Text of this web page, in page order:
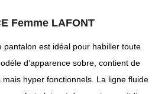
Femme LAFONT
pantalon est idéal pour habiller toute
d’apparence sobre, contient de
mais hyper fonctionnels. La ligne fluide